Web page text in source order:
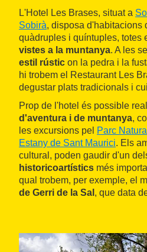
L'Hotel Les Brases, situat a
Sobirà, disposa d'habitacions
quàdruples i quíntuples, totes
vistes a la muntanya. A les
estil rústic on la pedra i la
hi trobem el Restaurant Les
degustar plats tradicionals i
Prop de l'hotel és possible
d'aventura i de muntanya,
les excursions pel Parc
Estany de Sant Maurici. Els
cultural, poden gaudir d'un
historicoartístics més
qual trobem, per exemple, el
de Gerri de la Sal , que data